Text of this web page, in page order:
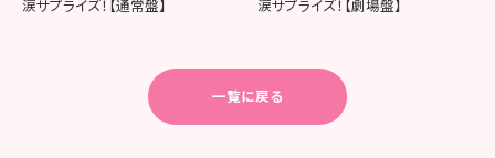
涙サプライズ！【通常盤】 涙サプライズ！【劇場盤】
一覧に戻る